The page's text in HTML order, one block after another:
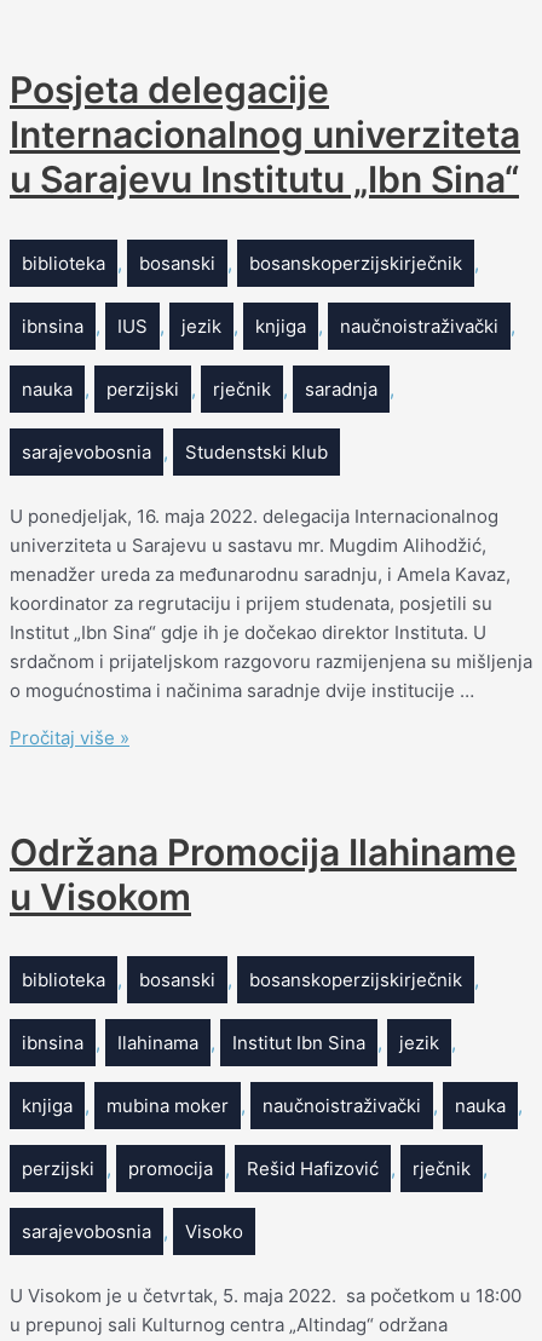
Posjeta delegacije
Internacionalnog univerziteta
u Sarajevu Institutu „Ibn Sina“
biblioteka , bosanski , bosanskoperzijskirječnik ,
ibnsina , IUS , jezik , knjiga , naučnoistraživački ,
nauka , perzijski , rječnik , saradnja ,
sarajevobosnia , Studenstski klub
U ponedjeljak, 16. maja 2022. delegacija Internacionalnog
univerziteta u Sarajevu u sastavu mr. Mugdim Alihodžić,
menadžer ureda za međunarodnu saradnju, i Amela Kavaz,
koordinator za regrutaciju i prijem studenata, posjetili su
Institut „Ibn Sina“ gdje ih je dočekao direktor Instituta. U
srdačnom i prijateljskom razgovoru razmijenjena su mišljenja
o mogućnostima i načinima saradnje dvije institucije …
Pročitaj više »
Održana Promocija Ilahiname
u Visokom
biblioteka , bosanski , bosanskoperzijskirječnik ,
ibnsina , Ilahinama , Institut Ibn Sina , jezik ,
knjiga , mubina moker , naučnoistraživački , nauka ,
perzijski , promocija , Rešid Hafizović , rječnik ,
sarajevobosnia , Visoko
U Visokom je u četvrtak, 5. maja 2022. sa početkom u 18:00
u prepunoj sali Kulturnog centra „Altindag“ održana